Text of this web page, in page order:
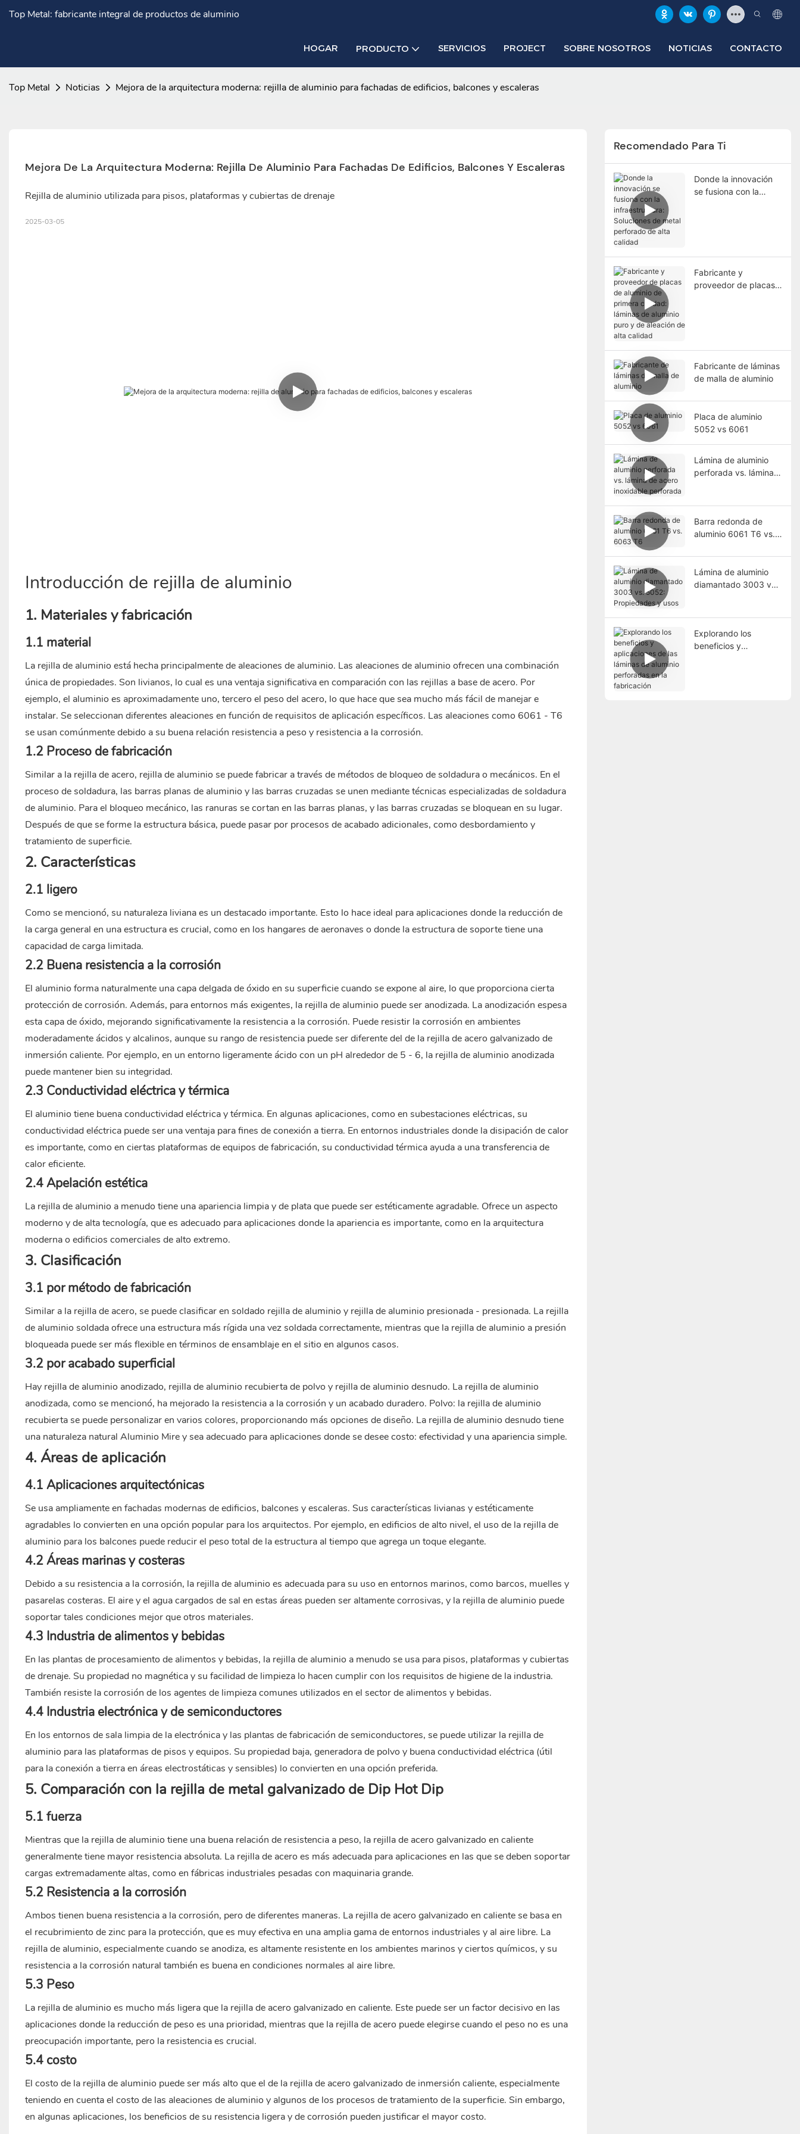
Top Metal: fabricante integral de productos de aluminio
HOGAR PRODUCTO SERVICIOS PROJECT SOBRE NOSOTROS NOTICIAS CONTACTO
Top Metal Noticias Mejora de la arquitectura moderna: rejilla de aluminio para fachadas de edificios, balcones y escaleras
Mejora De La Arquitectura Moderna: Rejilla De Aluminio Para Fachadas De Edificios, Balcones Y Escaleras
Rejilla de aluminio utilizada para pisos, plataformas y cubiertas de drenaje
2025-03-05
Introducción de rejilla de aluminio
1. Materiales y fabricación
1.1 material
La rejilla de aluminio está hecha principalmente de aleaciones de aluminio. Las aleaciones de aluminio ofrecen una combinación
única de propiedades. Son livianos, lo cual es una ventaja significativa en comparación con las rejillas a base de acero. Por
ejemplo, el aluminio es aproximadamente uno, tercero el peso del acero, lo que hace que sea mucho más fácil de manejar e
instalar. Se seleccionan diferentes aleaciones en función de requisitos de aplicación específicos. Las aleaciones como 6061 - T6
se usan comúnmente debido a su buena relación resistencia a peso y resistencia a la corrosión.
1.2 Proceso de fabricación
Similar a la rejilla de acero, rejilla de aluminio se puede fabricar a través de métodos de bloqueo de soldadura o mecánicos. En el
proceso de soldadura, las barras planas de aluminio y las barras cruzadas se unen mediante técnicas especializadas de soldadura
de aluminio. Para el bloqueo mecánico, las ranuras se cortan en las barras planas, y las barras cruzadas se bloquean en su lugar.
Después de que se forme la estructura básica, puede pasar por procesos de acabado adicionales, como desbordamiento y
tratamiento de superficie.
2. Características
2.1 ligero
Como se mencionó, su naturaleza liviana es un destacado importante. Esto lo hace ideal para aplicaciones donde la reducción de
la carga general en una estructura es crucial, como en los hangares de aeronaves o donde la estructura de soporte tiene una
capacidad de carga limitada.
2.2 Buena resistencia a la corrosión
El aluminio forma naturalmente una capa delgada de óxido en su superficie cuando se expone al aire, lo que proporciona cierta
protección de corrosión. Además, para entornos más exigentes, la rejilla de aluminio puede ser anodizada. La anodización espesa
esta capa de óxido, mejorando significativamente la resistencia a la corrosión. Puede resistir la corrosión en ambientes
moderadamente ácidos y alcalinos, aunque su rango de resistencia puede ser diferente del de la rejilla de acero galvanizado de
inmersión caliente. Por ejemplo, en un entorno ligeramente ácido con un pH alrededor de 5 - 6, la rejilla de aluminio anodizada
puede mantener bien su integridad.
2.3 Conductividad eléctrica y térmica
El aluminio tiene buena conductividad eléctrica y térmica. En algunas aplicaciones, como en subestaciones eléctricas, su
conductividad eléctrica puede ser una ventaja para fines de conexión a tierra. En entornos industriales donde la disipación de calor
es importante, como en ciertas plataformas de equipos de fabricación, su conductividad térmica ayuda a una transferencia de
calor eficiente.
2.4 Apelación estética
La rejilla de aluminio a menudo tiene una apariencia limpia y de plata que puede ser estéticamente agradable. Ofrece un aspecto
moderno y de alta tecnología, que es adecuado para aplicaciones donde la apariencia es importante, como en la arquitectura
moderna o edificios comerciales de alto extremo.
3. Clasificación
3.1 por método de fabricación
Similar a la rejilla de acero, se puede clasificar en soldado rejilla de aluminio y rejilla de aluminio presionada - presionada. La rejilla
de aluminio soldada ofrece una estructura más rígida una vez soldada correctamente, mientras que la rejilla de aluminio a presión
bloqueada puede ser más flexible en términos de ensamblaje en el sitio en algunos casos.
3.2 por acabado superficial
Hay rejilla de aluminio anodizado, rejilla de aluminio recubierta de polvo y rejilla de aluminio desnudo. La rejilla de aluminio
anodizada, como se mencionó, ha mejorado la resistencia a la corrosión y un acabado duradero. Polvo: la rejilla de aluminio
recubierta se puede personalizar en varios colores, proporcionando más opciones de diseño. La rejilla de aluminio desnudo tiene
una naturaleza natural Aluminio Mire y sea adecuado para aplicaciones donde se desee costo: efectividad y una apariencia simple.
4. Áreas de aplicación
4.1 Aplicaciones arquitectónicas
Se usa ampliamente en fachadas modernas de edificios, balcones y escaleras. Sus características livianas y estéticamente
agradables lo convierten en una opción popular para los arquitectos. Por ejemplo, en edificios de alto nivel, el uso de la rejilla de
aluminio para los balcones puede reducir el peso total de la estructura al tiempo que agrega un toque elegante.
4.2 Áreas marinas y costeras
Debido a su resistencia a la corrosión, la rejilla de aluminio es adecuada para su uso en entornos marinos, como barcos, muelles y
pasarelas costeras. El aire y el agua cargados de sal en estas áreas pueden ser altamente corrosivas, y la rejilla de aluminio puede
soportar tales condiciones mejor que otros materiales.
4.3 Industria de alimentos y bebidas
En las plantas de procesamiento de alimentos y bebidas, la rejilla de aluminio a menudo se usa para pisos, plataformas y cubiertas
de drenaje. Su propiedad no magnética y su facilidad de limpieza lo hacen cumplir con los requisitos de higiene de la industria.
También resiste la corrosión de los agentes de limpieza comunes utilizados en el sector de alimentos y bebidas.
4.4 Industria electrónica y de semiconductores
En los entornos de sala limpia de la electrónica y las plantas de fabricación de semiconductores, se puede utilizar la rejilla de
aluminio para las plataformas de pisos y equipos. Su propiedad baja, generadora de polvo y buena conductividad eléctrica (útil
para la conexión a tierra en áreas electrostáticas y sensibles) lo convierten en una opción preferida.
5. Comparación con la rejilla de metal galvanizado de Dip Hot Dip
5.1 fuerza
Mientras que la rejilla de aluminio tiene una buena relación de resistencia a peso, la rejilla de acero galvanizado en caliente
generalmente tiene mayor resistencia absoluta. La rejilla de acero es más adecuada para aplicaciones en las que se deben soportar
cargas extremadamente altas, como en fábricas industriales pesadas con maquinaria grande.
5.2 Resistencia a la corrosión
Ambos tienen buena resistencia a la corrosión, pero de diferentes maneras. La rejilla de acero galvanizado en caliente se basa en
el recubrimiento de zinc para la protección, que es muy efectiva en una amplia gama de entornos industriales y al aire libre. La
rejilla de aluminio, especialmente cuando se anodiza, es altamente resistente en los ambientes marinos y ciertos químicos, y su
resistencia a la corrosión natural también es buena en condiciones normales al aire libre.
5.3 Peso
La rejilla de aluminio es mucho más ligera que la rejilla de acero galvanizado en caliente. Este puede ser un factor decisivo en las
aplicaciones donde la reducción de peso es una prioridad, mientras que la rejilla de acero puede elegirse cuando el peso no es una
preocupación importante, pero la resistencia es crucial.
5.4 costo
El costo de la rejilla de aluminio puede ser más alto que el de la rejilla de acero galvanizado de inmersión caliente, especialmente
teniendo en cuenta el costo de las aleaciones de aluminio y algunos de los procesos de tratamiento de la superficie. Sin embargo,
en algunas aplicaciones, los beneficios de su resistencia ligera y de corrosión pueden justificar el mayor costo.
Recomendado Para Ti
Donde la innovación
se fusiona con la
Fabricante y
proveedor de placas
Fabricante de láminas
de malla de aluminio
Placa de aluminio
5052 vs 6061
Lámina de aluminio
perforada vs. lámina
Barra redonda de
aluminio 6061 T6 vs.
Lámina de aluminio
diamantado 3003 vs.
Explorando los
beneficios y